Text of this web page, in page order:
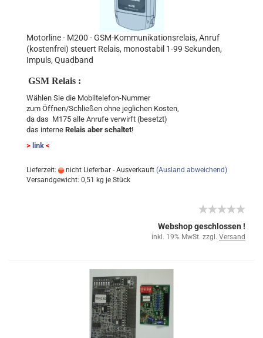
Motorline - M200 - GSM-Kommunikationsrelais, Anruf
(kostenfrei) steuert Relais, monostabil 1-99 Sekunden,
Impuls, Quadband
GSM Relais :
Wählen Sie die Mobiltelefon-Nummer
zum Öffnen/Schließen ohne jeglichen Kosten,
da das M175 alle Anrufe verwirft (besetzt)
das interne Relais aber schaltet!
> link <
Lieferzeit: nicht Lieferbar - Ausverkauft (Ausland abweichend)
Versandgewicht: 0,51 kg je Stück
Webshop geschlossen !
inkl. 19% MwSt. zzgl. Versand